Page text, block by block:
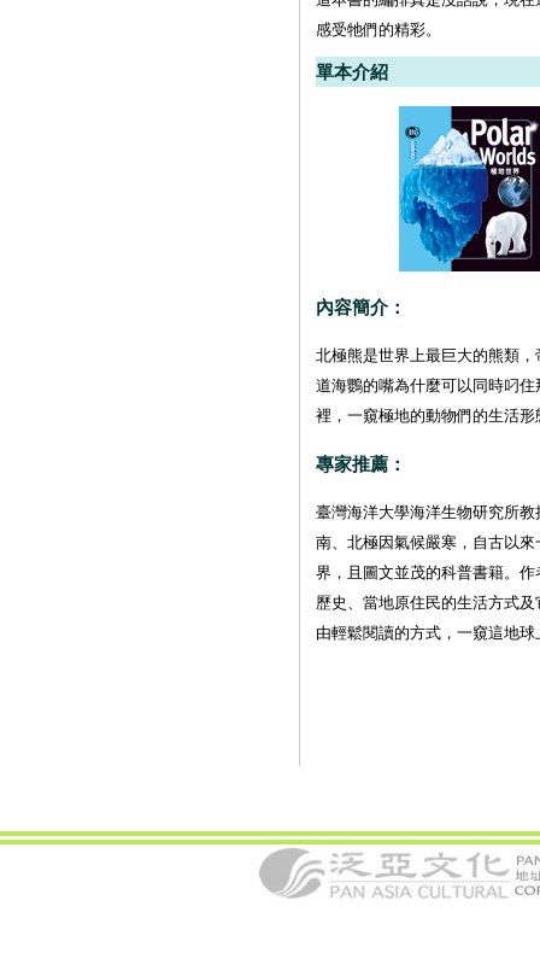
感受牠們的精彩。
單本介紹
內容簡介：
北極熊是世界上最巨大的熊類
道海鸚的嘴為什麼可以同時叼
裡，一窺極地的動物們的生活形
專家推薦：
臺灣海洋大學海洋生物研究所教
南、北極因氣候嚴寒，自古以
界，且圖文並茂的科普書籍。
歷史、當地原住民的生活方式
由輕鬆閱讀的方式，一窺這地